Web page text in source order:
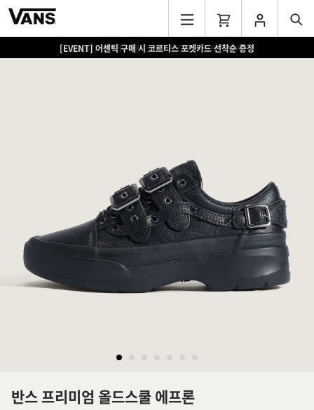
[EVENT] 어센틱 구매 시 코르티스 포켓카드 선착순 증정
반스 프리미엄 올드스쿨 에프론